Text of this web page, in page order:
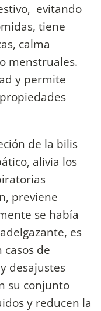
evitando
tiene
calma
menstruales.
y permite
de la bilis
alivia los
previene
se había
es
de
desajustes
su conjunto
y reducen la